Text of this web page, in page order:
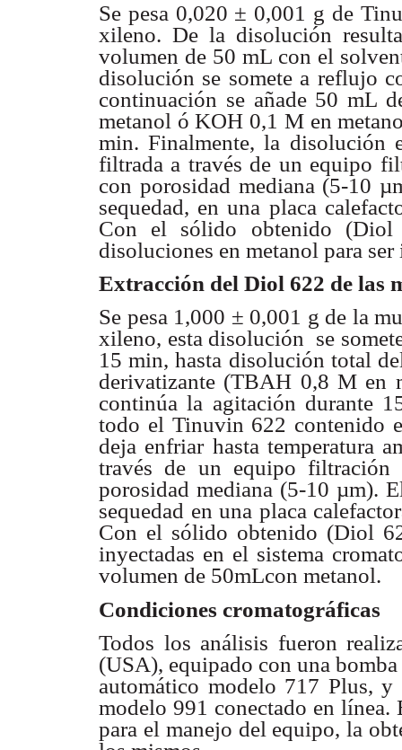
Se pesa 0,020 ± 0,001 g de
xileno. De la disolución
volumen de 50 mL con el
disolución se somete a reflujo
continuación se añade 50 mL
metanol ó KOH 0,1 M en
min. Finalmente, la disolución
filtrada a través de un equipo
con porosidad mediana (5-10
sequedad, en una placa
Con el sólido obtenido (Diol
disoluciones en metanol para
Extracción del Diol 622 de las
Se pesa 1,000 ± 0,001 g de la
xileno, esta disolución se
15 min, hasta disolución total
derivatizante (TBAH 0,8 M en
continúa la agitación durante
todo el Tinuvin 622 contenido
deja enfriar hasta temperatura
través de un equipo
porosidad mediana (5-10 µm).
sequedad en una placa
Con el sólido obtenido (Diol
inyectadas en el sistema
volumen de 50mLcon metanol.
Condiciones cromatográficas
Todos los análisis fueron
(USA), equipado con una
automático modelo 717 Plus,
modelo 991 conectado en
para el manejo del equipo, la